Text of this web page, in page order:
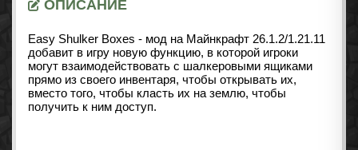
ОПИСАНИЕ
Easy Shulker Boxes - мод на Майнкрафт 26.1.2/1.21.11
добавит в игру новую функцию, в которой игроки
могут взаимодействовать с шалкеровыми ящиками
прямо из своего инвентаря, чтобы открывать их,
вместо того, чтобы класть их на землю, чтобы
получить к ним доступ.